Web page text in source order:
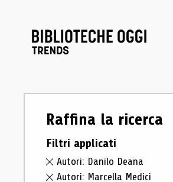
Raffina la ricerca
Filtri applicati
Autori: Danilo Deana
Autori: Marcella Medici